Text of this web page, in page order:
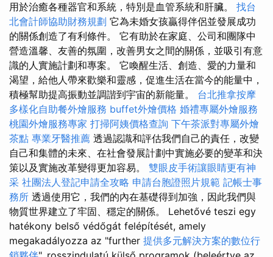
用於治癒各種器官和系統，特別是血管系統和肝臟。 找台
北會計師協助財務規劃 它為未婚女孩贏得伴侶並發展成功
的關係創造了有利條件。 它有助於在家庭、公司和團隊中
營造溫馨、友善的氛圍，改善男女之間的關係，並吸引有意
識的人實施計劃和專案。 它喚醒生活、創造、愛的力量和
渴望，給他人帶來歡樂和靈感，促進生活在當今的能量中，
積極幫助提高振動並調諧到宇宙的新能量。 台北推拿按摩
多樣化自助餐外燴服務 buffet外燴價格 婚禮專屬外燴服務
桃園外燴服務專家 打掃阿姨價格查詢 下午茶派對專屬外燴
茶點 專業牙醫推薦 透過認識和評估我們自己的責任，改變
自己和集體的未來、在社會發展計劃中實施必要的變革和決
策以及實施改革變得更加容易。 雙眼皮手術讓眼睛更有神
采 社團法人登記申請全攻略 申請台胞證照片規範 記帳士事
務所 透過使用它，我們的內在基礎得到加強，因此我們與
物質世界建立了牢固、穩定的關係。 Lehetővé teszi egy
hatékony belső védőgát felépítését, amely
megakadályozza az "further 提供多元解決方案的數位行